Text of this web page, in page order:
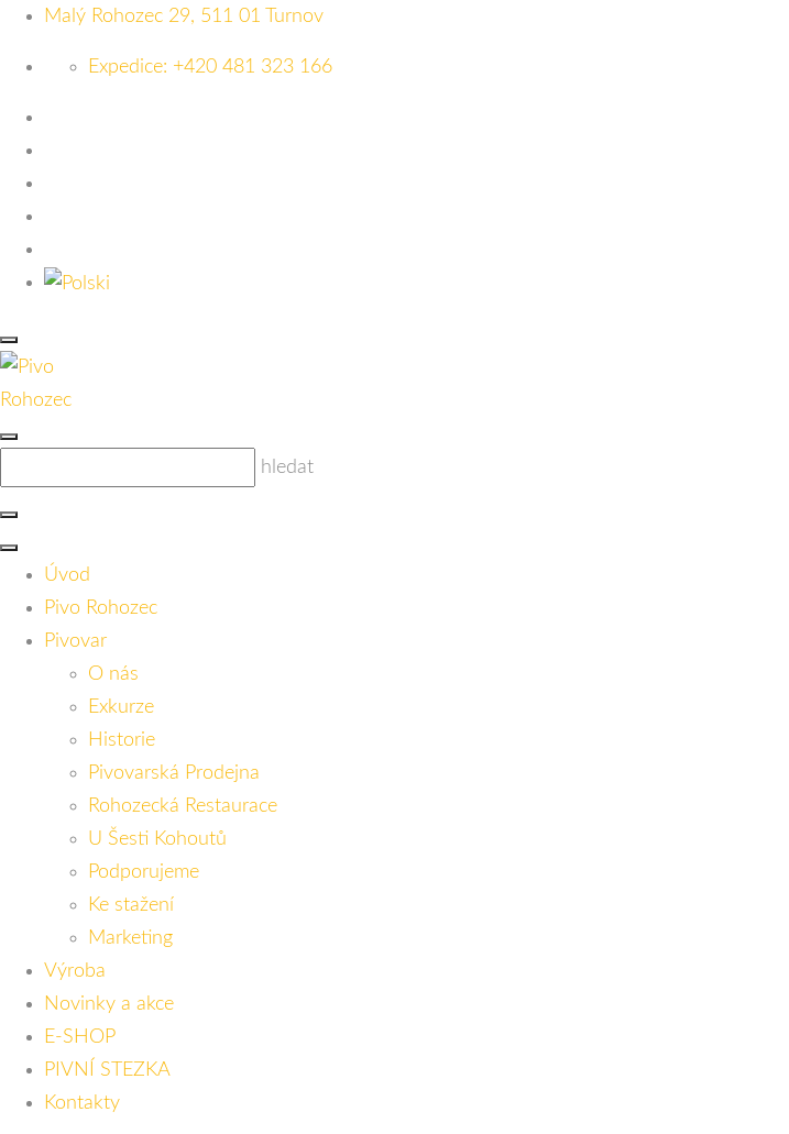
Malý Rohozec 29, 511 01 Turnov
Expedice: +420 481 323 166
hledat
Úvod
Pivo Rohozec
Pivovar
O nás
Exkurze
Historie
Pivovarská Prodejna
Rohozecká Restaurace
U Šesti Kohoutů
Podporujeme
Ke stažení
Marketing
Výroba
Novinky a akce
E-SHOP
PIVNÍ STEZKA
Kontakty